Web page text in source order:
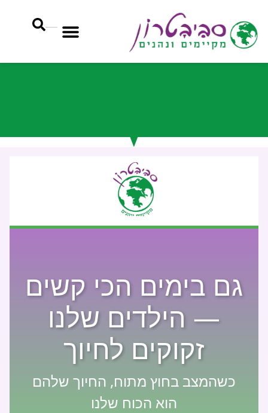
גם בימים הכי קשים
— הילדים שלנו
זקוקים לחיוך
כשהמצב בחוץ מתוח, החיוך שלהם
הוא הכוח שלנו